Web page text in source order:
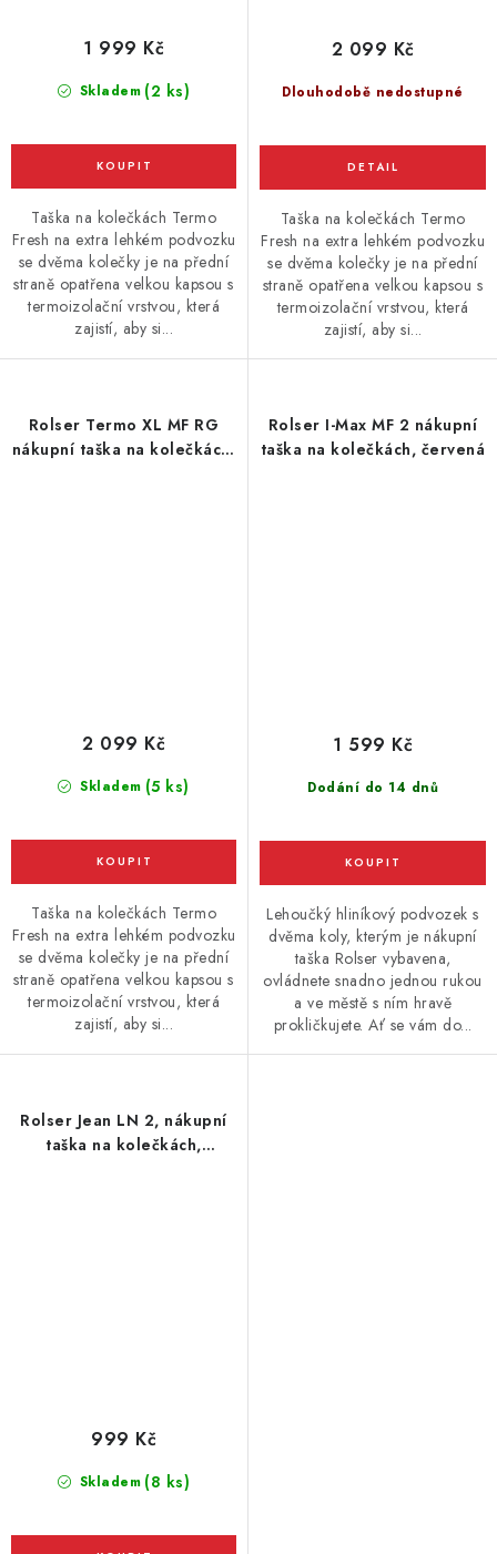
Skladem (2 ks)
1 999 Kč
Taška na kolečkách Termo
Fresh na extra lehkém podvozku
se dvěma kolečky je na přední
straně opatřena velkou kapsou s
termoizolační vrstvou, která
zajistí, aby si...
Dlouhodobě nedostupné
2 099 Kč
Taška na kolečkách Termo
Fresh na extra lehkém podvozku
se dvěma kolečky je na přední
straně opatřena velkou kapsou s
termoizolační vrstvou, která
zajistí, aby si...
Rolser Termo XL MF RG
nákupní taška na kolečkách,
Skladem (5 ks)
2 099 Kč
Taška na kolečkách Termo
Fresh na extra lehkém podvozku
se dvěma kolečky je na přední
straně opatřena velkou kapsou s
termoizolační vrstvou, která
zajistí, aby si...
Rolser I-Max MF 2 nákupní
taška na kolečkách, červená
Dodání do 14 dnů
1 599 Kč
Lehoučký hliníkový podvozek s
dvěma koly, kterým je nákupní
taška Rolser vybavena,
ovládnete snadno jednou rukou
a ve městě s ním hravě
prokličkujete. Ať se vám do...
Rolser Jean LN 2, nákupní
taška na kolečkách,
Skladem (8 ks)
999 Kč